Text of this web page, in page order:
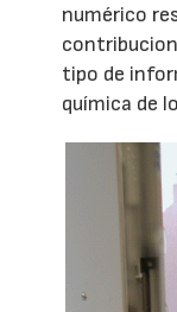
numérico
tipo de
química de